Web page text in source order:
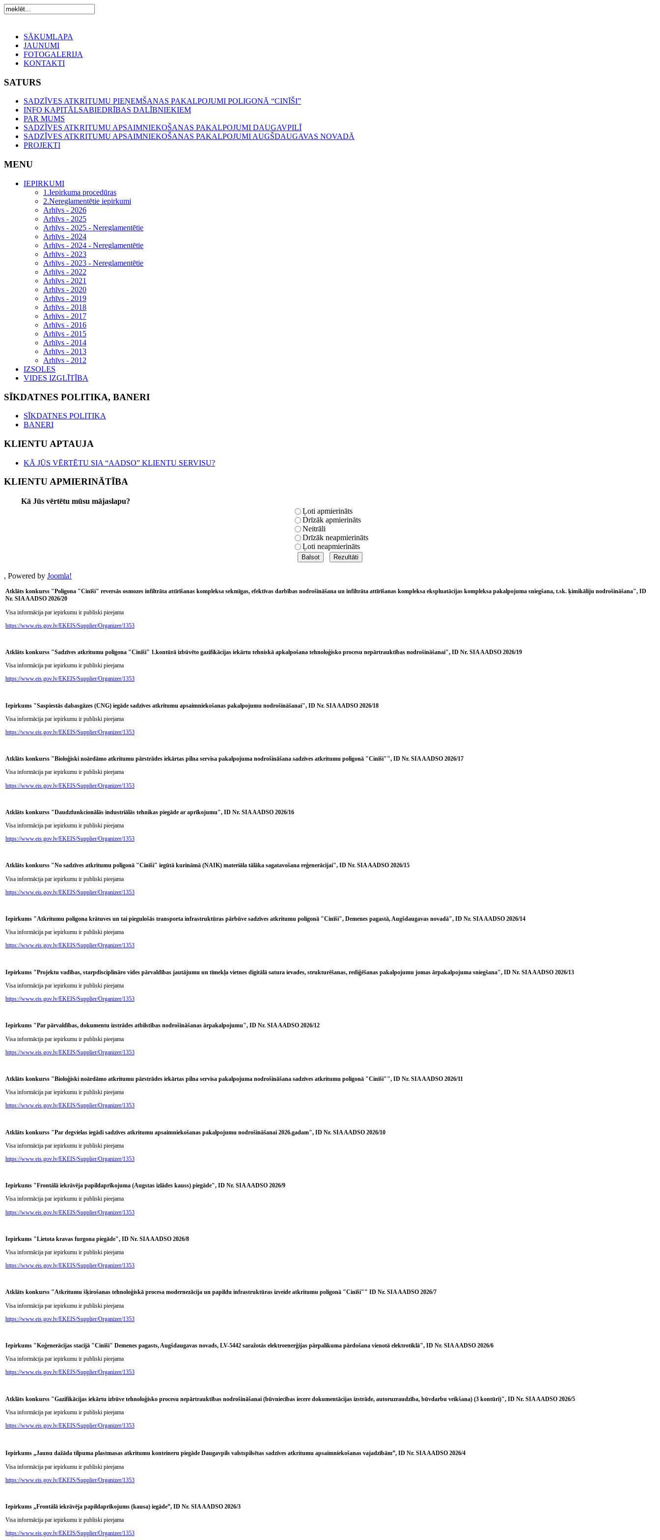
SĀKUMLAPA
JAUNUMI
FOTOGALERIJA
KONTAKTI
SATURS
SADZĪVES ATKRITUMU PIEŅEMŠANAS PAKALPOJUMI POLIGONĀ “CINĪŠI”
INFO KAPITĀLSABIEDRĪBAS DALĪBNIEKIEM
PAR MUMS
SADZĪVES ATKRITUMU APSAIMNIEKOŠANAS PAKALPOJUMI DAUGAVPILĪ
SADZĪVES ATKRITUMU APSAIMNIEKOŠANAS PAKALPOJUMI AUGŠDAUGAVAS NOVADĀ
PROJEKTI
MENU
IEPIRKUMI
1.Iepirkuma procedūras
2.Nereglamentētie iepirkumi
Arhīvs - 2026
Arhīvs - 2025
Arhīvs - 2025 - Nereglamentētie
Arhīvs - 2024
Arhīvs - 2024 - Nereglamentētie
Arhīvs - 2023
Arhīvs - 2023 - Nereglamentētie
Arhīvs - 2022
Arhīvs - 2021
Arhīvs - 2020
Arhīvs - 2019
Arhīvs - 2018
Arhīvs - 2017
Arhīvs - 2016
Arhīvs - 2015
Arhīvs - 2014
Arhīvs - 2013
Arhīvs - 2012
IZSOLES
VIDES IZGLĪTĪBA
SĪKDATNES POLITIKA, BANERI
SĪKDATNES POLITIKA
BANERI
KLIENTU APTAUJA
KĀ JŪS VĒRTĒTU SIA “AADSO” KLIENTU SERVISU?
KLIENTU APMIERINĀTĪBA
Kā Jūs vērtētu mūsu mājaslapu?
Ļoti apmierināts
Drīzāk apmierināts
Neitrāli
Drīzāk neapmierināts
Ļoti neapmierināts
, Powered by Joomla!
Atklāts konkurss "Poligona "Cinīši" reversās osmozes infiltrāta attīrīšanas kompleksa sekmīgas, efektīvas darbības nodrošināšana un infiltrāta attīrīšanas kompleksa ekspluatācijas kompleksa pakalpojuma sniegšana, t.sk. ķimikāliju nodrošināšana", ID
Nr. SIA AADSO 2026/20
Visa informācija par iepirkumu ir publiski pieejama
https://www.eis.gov.lv/EKEIS/Supplier/Organizer/1353
Atklāts konkurss "Sadzīves atkritumu poligona "Cinīši" 1.kontūrā izbūvēto gazifikācijas iekārtu tehniskā apkalpošana tehnoloģisko procesu nepārtrauktības nodrošināšanai", ID Nr. SIA AADSO 2026/19
Visa informācija par iepirkumu ir publiski pieejama
https://www.eis.gov.lv/EKEIS/Supplier/Organizer/1353
Iepirkums "Saspiestās dabasgāzes (CNG) iegāde sadzīves atkritumu apsaimniekošanas pakalpojumu nodrošināšanai", ID Nr. SIA AADSO 2026/18
Visa informācija par iepirkumu ir publiski pieejama
https://www.eis.gov.lv/EKEIS/Supplier/Organizer/1353
Atklāts konkurss "Bioloģiski noārdāmo atkritumu pārstrādes iekārtas pilna servisa pakalpojuma nodrošināšana sadzīves atkritumu poligonā "Cinīši"", ID Nr. SIA AADSO 2026/17
Visa informācija par iepirkumu ir publiski pieejama
https://www.eis.gov.lv/EKEIS/Supplier/Organizer/1353
Atklāts konkurss "Daudzfunkcionālās industriālās tehnikas piegāde ar aprīkojumu", ID Nr. SIA AADSO 2026/16
Visa informācija par iepirkumu ir publiski pieejama
https://www.eis.gov.lv/EKEIS/Supplier/Organizer/1353
Atklāts konkurss "No sadzīves atkritumu poligonā "Cinīši" iegūtā kurināmā (NAIK) materiāla tālāka sagatavošana reģenerācijai", ID Nr. SIA AADSO 2026/15
Visa informācija par iepirkumu ir publiski pieejama
https://www.eis.gov.lv/EKEIS/Supplier/Organizer/1353
Iepirkums "Atkritumu poligona krātuves un tai piegulošās transporta infrastruktūras pārbūve sadzīves atkritumu poligonā "Cinīši", Demenes pagastā, Augšdaugavas novadā", ID Nr. SIA AADSO 2026/14
Visa informācija par iepirkumu ir publiski pieejama
https://www.eis.gov.lv/EKEIS/Supplier/Organizer/1353
Iepirkums "Projektu vadības, starpdisciplināro vides pārvaldības jautājumu un tīmekļa vietnes digitālā satura ievades, strukturēšanas, rediģēšanas pakalpojumu jomas ārpakalpojuma sniegšana", ID Nr. SIA AADSO 2026/13
Visa informācija par iepirkumu ir publiski pieejama
https://www.eis.gov.lv/EKEIS/Supplier/Organizer/1353
Iepirkums "Par pārvaldības, dokumentu izstrādes atbilstības nodrošināšanas ārpakalpojumu", ID Nr. SIA AADSO 2026/12
Visa informācija par iepirkumu ir publiski pieejama
https://www.eis.gov.lv/EKEIS/Supplier/Organizer/1353
Atklāts konkurss "Bioloģiski noārdāmo atkritumu pārstrādes iekārtas pilna servisa pakalpojuma nodrošināšana sadzīves atkritumu poligonā "Cinīši"", ID Nr. SIA AADSO 2026/11
Visa informācija par iepirkumu ir publiski pieejama
https://www.eis.gov.lv/EKEIS/Supplier/Organizer/1353
Atklāts konkurss "Par degvielas iegādi sadzīves atkritumu apsaimniekošanas pakalpojumu nodrošināšanai 2026.gadam", ID Nr. SIA AADSO 2026/10
Visa informācija par iepirkumu ir publiski pieejama
https://www.eis.gov.lv/EKEIS/Supplier/Organizer/1353
Iepirkums "Frontālā iekrāvēja papildaprīkojuma (Augstas izlādes kauss) piegāde", ID Nr. SIA AADSO 2026/9
Visa informācija par iepirkumu ir publiski pieejama
https://www.eis.gov.lv/EKEIS/Supplier/Organizer/1353
Iepirkums "Lietota kravas furgona piegāde", ID Nr. SIA AADSO 2026/8
Visa informācija par iepirkumu ir publiski pieejama
https://www.eis.gov.lv/EKEIS/Supplier/Organizer/1353
Atklāts konkurss "Atkritumu šķirošanas tehnoloģiskā procesa modernezācija un papildu infrastruktūras izveide atkritumu poligonā "Cinīši"" ID Nr. SIA AADSO 2026/7
Visa informācija par iepirkumu ir publiski pieejama
https://www.eis.gov.lv/EKEIS/Supplier/Organizer/1353
Iepirkums "Koģenerācijas stacijā "Cinīši" Demenes pagasts, Augšdaugavas novads, LV-5442 saražotās elektroenerģijas pārpalikuma pārdošana vienotā elektrotīklā", ID Nr. SIA AADSO 2026/6
Visa informācija par iepirkumu ir publiski pieejama
https://www.eis.gov.lv/EKEIS/Supplier/Organizer/1353
Atklāts konkurss "Gazifikācijas iekārtu izbūve tehnoloģisko procesu nepārtrauktības nodrošināšanai (būvniecības iecere dokumentācijas izstrāde, autoruzraudzība, būvdarbu veikšana) (3 kontūri)", ID Nr. SIA AADSO 2026/5
Visa informācija par iepirkumu ir publiski pieejama
https://www.eis.gov.lv/EKEIS/Supplier/Organizer/1353
Iepirkums „Jaunu dažāda tilpuma plastmasas atkritumu konteineru piegāde Daugavpils valstspilsētas sadzīves atkritumu apsaimniekošanas vajadzībām”, ID Nr. SIA AADSO 2026/4
Visa informācija par iepirkumu ir publiski pieejama
https://www.eis.gov.lv/EKEIS/Supplier/Organizer/1353
Iepirkums „Frontālā iekrāvēja papildaprīkojums (kausa) iegāde”, ID Nr. SIA AADSO 2026/3
Visa informācija par iepirkumu ir publiski pieejama
https://www.eis.gov.lv/EKEIS/Supplier/Organizer/1353